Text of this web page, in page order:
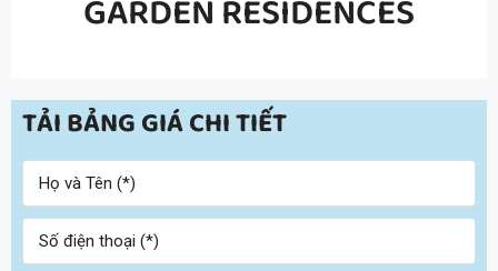
GARDEN RESIDENCES
TẢI BẢNG GIÁ CHI TIẾT